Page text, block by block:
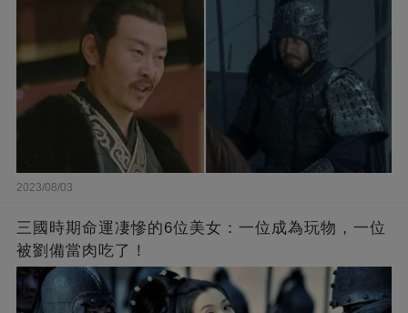
2023/08/03
三國時期命運凄慘的6位美女：一位成為玩物，一位
被劉備當肉吃了！